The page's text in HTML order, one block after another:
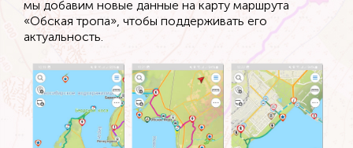
мы добавим новые данные на карту маршрута
«Обская тропа», чтобы поддерживать его
актуальность.